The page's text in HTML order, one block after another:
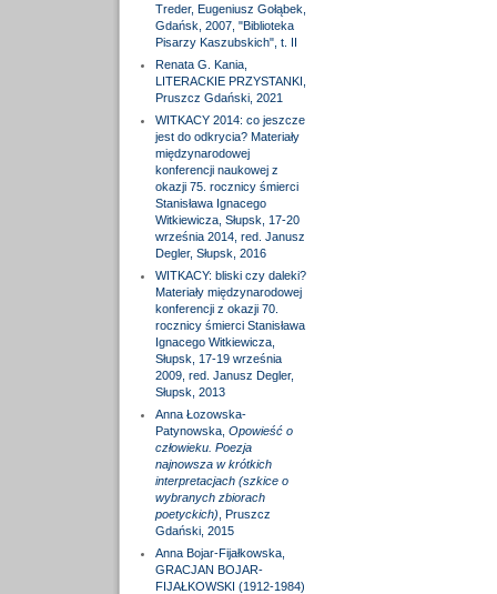
Treder, Eugeniusz Gołąbek,
Gdańsk, 2007, "Biblioteka
Pisarzy Kaszubskich", t. II
Renata G. Kania,
LITERACKIE PRZYSTANKI,
Pruszcz Gdański, 2021
WITKACY 2014: co jeszcze
jest do odkrycia? Materiały
międzynarodowej
konferencji naukowej z
okazji 75. rocznicy śmierci
Stanisława Ignacego
Witkiewicza, Słupsk, 17-20
września 2014, red. Janusz
Degler, Słupsk, 2016
WITKACY: bliski czy daleki?
Materiały międzynarodowej
konferencji z okazji 70.
rocznicy śmierci Stanisława
Ignacego Witkiewicza,
Słupsk, 17-19 września
2009, red. Janusz Degler,
Słupsk, 2013
Anna Łozowska-
Patynowska, Opowieść o
człowieku. Poezja
najnowsza w krótkich
interpretacjach (szkice o
wybranych zbiorach
poetyckich) , Pruszcz
Gdański, 2015
Anna Bojar-Fijałkowska,
GRACJAN BOJAR-
FIJAŁKOWSKI (1912-1984)